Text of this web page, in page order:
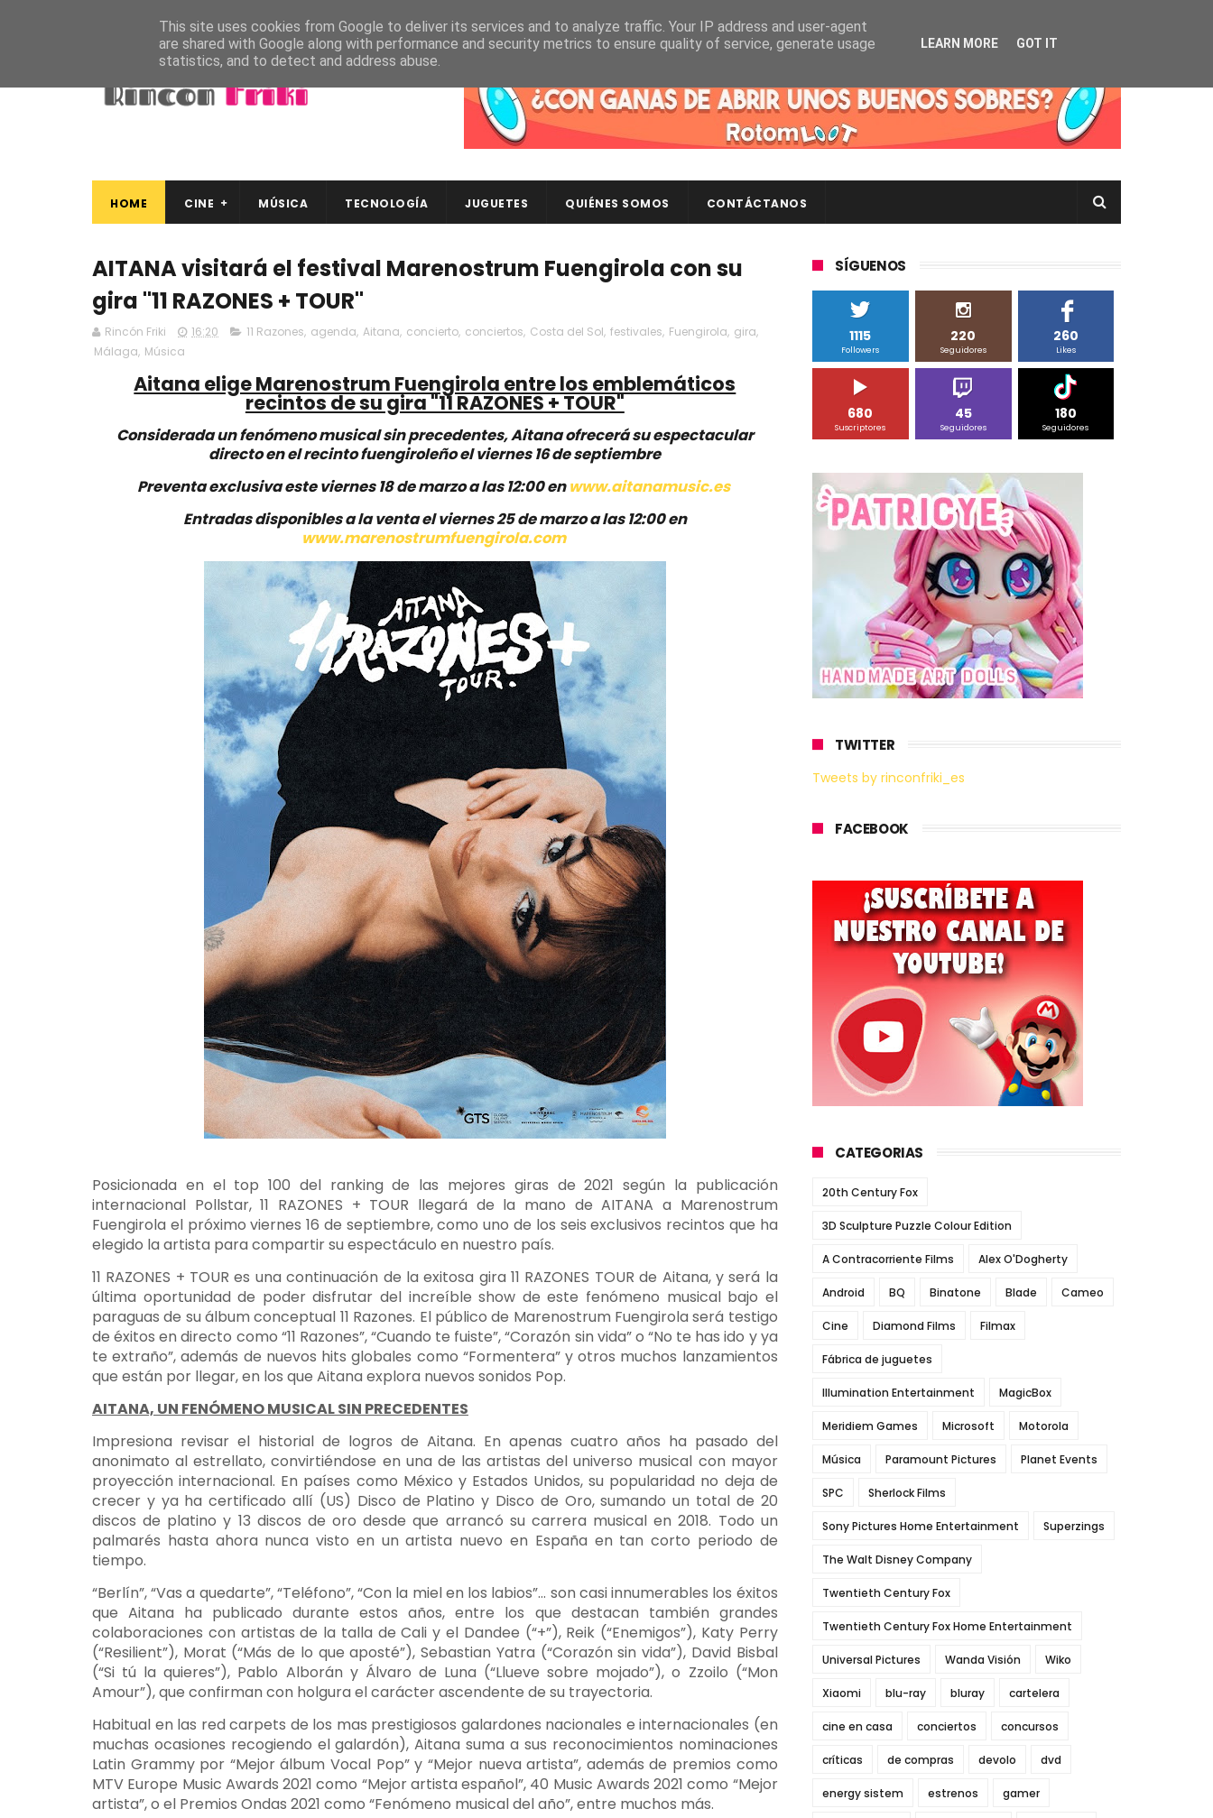
HOME CINE MÚSICA TECNOLOGÍA JUGUETES QUIÉNES SOMOS CONTÁCTANOS
AITANA visitará el festival Marenostrum Fuengirola con su
gira "11 RAZONES + TOUR"
Rincón Friki 16:20 11 Razones, agenda, Aitana, concierto, conciertos, Costa del Sol, festivales, Fuengirola, gira,
Málaga, Música
Aitana elige Marenostrum Fuengirola entre los emblemáticos
recintos de su gira "11 RAZONES + TOUR"
Considerada un fenómeno musical sin precedentes, Aitana ofrecerá su espectacular
directo en el recinto fuengiroleño el viernes 16 de septiembre
Preventa exclusiva este viernes 18 de marzo a las 12:00 enwww.aitanamusic.es
Entradas disponibles a la venta el viernes 25 de marzo a las 12:00 en
www.marenostrumfuengirola.com
Posicionada en el top 100 del ranking de las mejores giras de 2021 según la publicación
internacional Pollstar, 11 RAZONES + TOUR llegará de la mano de AITANA a Marenostrum
Fuengirola el próximo viernes 16 de septiembre, como uno de los seis exclusivos recintos que ha
elegido la artista para compartir su espectáculo en nuestro país.
11 RAZONES + TOUR es una continuación de la exitosa gira 11 RAZONES TOUR de Aitana, y será la
última oportunidad de poder disfrutar del increíble show de este fenómeno musical bajo el
paraguas de su álbum conceptual 11 Razones. El público de Marenostrum Fuengirola será testigo
de éxitos en directo como “11 Razones”, “Cuando te fuiste”, “Corazón sin vida” o “No te has ido y ya
te extraño”, además de nuevos hits globales como “Formentera” y otros muchos lanzamientos
que están por llegar, en los que Aitana explora nuevos sonidos Pop.
AITANA, UN FENÓMENO MUSICAL SIN PRECEDENTES
Impresiona revisar el historial de logros de Aitana. En apenas cuatro años ha pasado del
anonimato al estrellato, convirtiéndose en una de las artistas del universo musical con mayor
proyección internacional. En países como México y Estados Unidos, su popularidad no deja de
crecer y ya ha certificado allí (US) Disco de Platino y Disco de Oro, sumando un total de 20
discos de platino y 13 discos de oro desde que arrancó su carrera musical en 2018. Todo un
palmarés hasta ahora nunca visto en un artista nuevo en España en tan corto periodo de
tiempo.
“Berlín”, “Vas a quedarte”, “Teléfono”, “Con la miel en los labios”… son casi innumerables los éxitos
que Aitana ha publicado durante estos años, entre los que destacan también grandes
colaboraciones con artistas de la talla de Cali y el Dandee (“+”), Reik (“Enemigos”), Katy Perry
(“Resilient”), Morat (“Más de lo que aposté”), Sebastian Yatra (“Corazón sin vida”), David Bisbal
(“Si tú la quieres”), Pablo Alborán y Álvaro de Luna (“Llueve sobre mojado”), o Zzoilo (“Mon
Amour”), que confirman con holgura el carácter ascendente de su trayectoria.
Habitual en las red carpets de los mas prestigiosos galardones nacionales e internacionales (en
muchas ocasiones recogiendo el galardón), Aitana suma a sus reconocimientos nominaciones
Latin Grammy por “Mejor álbum Vocal Pop” y “Mejor nueva artista”, además de premios como
MTV Europe Music Awards 2021 como “Mejor artista español”, 40 Music Awards 2021 como “Mejor
artista”, o el Premios Ondas 2021 como “Fenómeno musical del año”, entre muchos más.
SÍGUENOS
1115
Followers
220
Seguidores
260
Likes
680
Suscriptores
45
Seguidores
180
Seguidores
TWITTER
Tweets by rinconfriki_es
FACEBOOK
CATEGORIAS
20th Century Fox
3D Sculpture Puzzle Colour Edition
A Contracorriente Films Alex O'Dogherty
Android BQ Binatone Blade Cameo
Cine Diamond Films Filmax
Fábrica de juguetes
Illumination Entertainment MagicBox
Meridiem Games Microsoft Motorola
Música Paramount Pictures Planet Events
SPC Sherlock Films
Sony Pictures Home Entertainment Superzings
The Walt Disney Company
Twentieth Century Fox
Twentieth Century Fox Home Entertainment
Universal Pictures Wanda Visión Wiko
Xiaomi blu-ray bluray cartelera
cine en casa conciertos concursos
críticas de compras devolo dvd
energy sistem estrenos gamer
This site uses cookies from Google to deliver its services and to analyze traffic. Your IP address and user-agent
are shared with Google along with performance and security metrics to ensure quality of service, generate usage
statistics, and to detect and address abuse.
LEARN MORE GOT IT